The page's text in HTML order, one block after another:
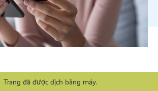
Trang đã được dịch bằng máy.